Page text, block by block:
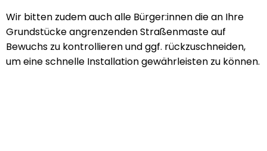
Wir bitten zudem auch alle Bürger:innen die an Ihre
Grundstücke angrenzenden Straßenmaste auf
Bewuchs zu kontrollieren und ggf. rückzuschneiden,
um eine schnelle Installation gewährleisten zu können.